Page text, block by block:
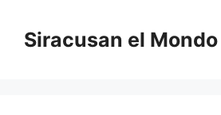
contentSiracusan el Mondo